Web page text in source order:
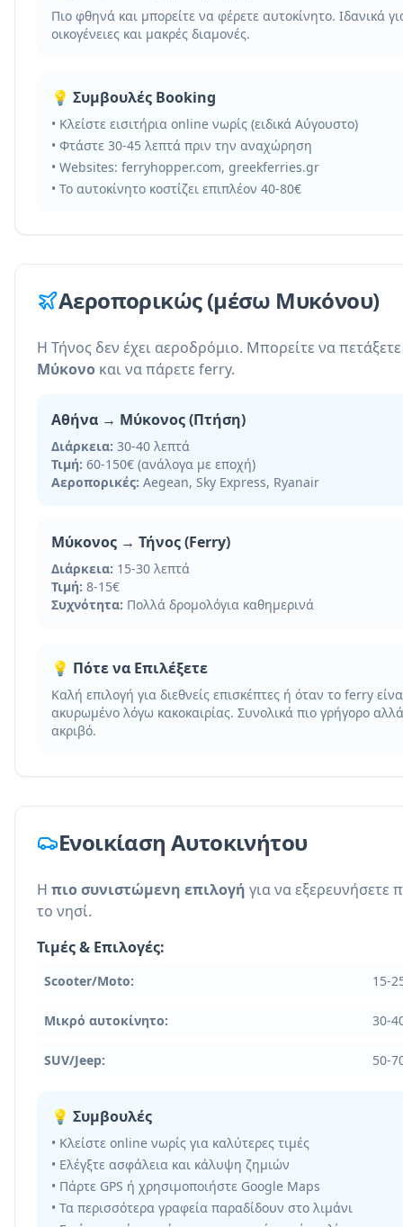
Πιο φθηνά και μπορείτε να φέρετε αυτοκίνητο. Ιδανικά
οικογένειες και μακρές διαμονές.
💡 Συμβουλές Booking
• Κλείστε εισιτήρια online νωρίς (ειδικά Αύγουστο)
• Φτάστε 30-45 λεπτά πριν την αναχώρηση
• Websites: ferryhopper.com, greekferries.gr
• Το αυτοκίνητο κοστίζει επιπλέον 40-80€
Αεροπορικώς (μέσω Μυκόνου)
Η Τήνος δεν έχει αεροδρόμιο. Μπορείτε να
Μύκονο και να πάρετε ferry.
Αθήνα → Μύκονος (Πτήση)
Διάρκεια: 30-40 λεπτά
Τιμή: 60-150€ (ανάλογα με εποχή)
Αεροπορικές: Aegean, Sky Express, Ryanair
Μύκονος → Τήνος (Ferry)
Διάρκεια: 15-30 λεπτά
Τιμή: 8-15€
Συχνότητα: Πολλά δρομολόγια καθημερινά
💡 Πότε να Επιλέξετε
Καλή επιλογή για διεθνείς επισκέπτες ή όταν το ferry
ακυρωμένο λόγω κακοκαιρίας. Συνολικά πιο γρήγορο
ακριβό.
Ενοικίαση Αυτοκινήτου
Η πιο συνιστώμενη επιλογή για να εξερευνήσετε
το νησί.
Τιμές & Επιλογές:
Scooter/Moto: 15-
Μικρό αυτοκίνητο: 30-
SUV/Jeep: 50-
💡 Συμβουλές
• Κλείστε online νωρίς για καλύτερες τιμές
• Ελέγξτε ασφάλεια και κάλυψη ζημιών
• Πάρτε GPS ή χρησιμοποιήστε Google Maps
• Τα περισσότερα γραφεία παραδίδουν στο λιμάνι